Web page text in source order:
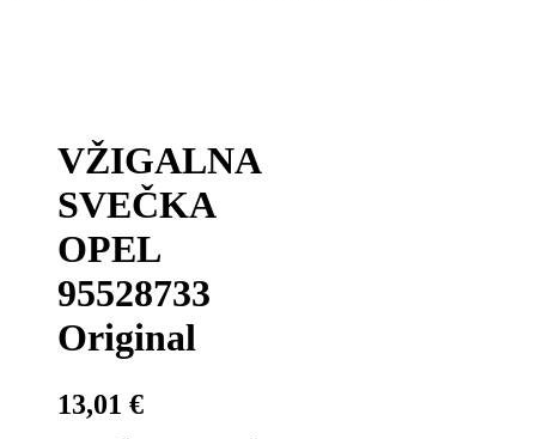
VŽIGALNA
SVEČKA
OPEL
95528733
Original
13,01 €